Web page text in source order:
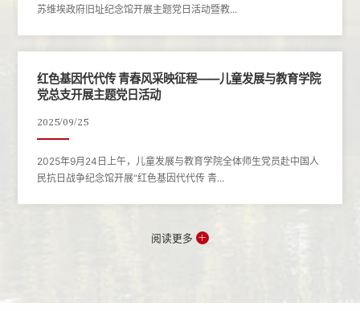
苏维埃政府旧址纪念馆开展主题党日活动暨教...
红色基因代代传 青春风采映征程——儿童发展与教育学院
党总支开展主题党日活动
2025/09/25
2025年9月24日上午，儿童发展与教育学院全体师生党员赴中国人
民抗日战争纪念馆开展“红色基因代代传 青...
阅读更多